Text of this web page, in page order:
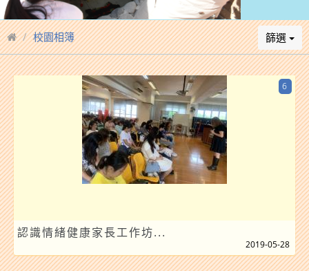
校園相簿 篩選
認識情緒健康家長工作坊...
6
2019-05-28